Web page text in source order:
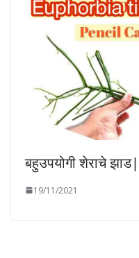
बहुउपयोगी शेराचे
19/11/2021